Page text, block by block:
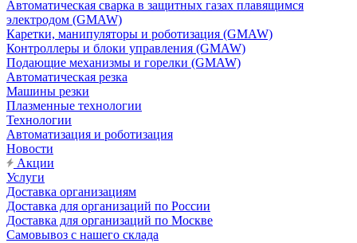
Автоматическая сварка в защитных газах плавящимся
электродом (GMAW)
Каретки, манипуляторы и роботизация (GMAW)
Контроллеры и блоки управления (GMAW)
Подающие механизмы и горелки (GMAW)
Автоматическая резка
Машины резки
Плазменные технологии
Технологии
Автоматизация и роботизация
Новости
Акции
Услуги
Доставка организациям
Доставка для организаций по России
Доставка для организаций по Москве
Самовывоз с нашего склада